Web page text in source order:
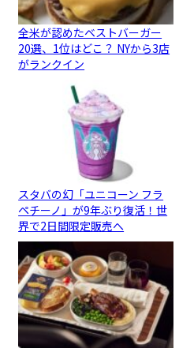
全米が認めたベストバーガー
20選、1位はどこ？ NYから3店
がランクイン
スタバの幻「ユニコーン フラ
ペチーノ」が9年ぶり復活！世
界で2日間限定販売へ